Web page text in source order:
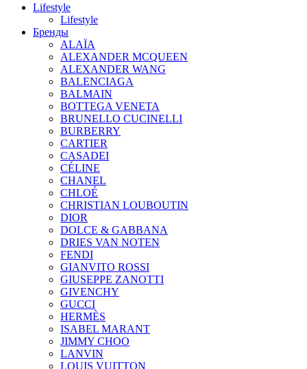
Lifestyle
Lifestyle
Бренды
ALAÏA
ALEXANDER MCQUEEN
ALEXANDER WANG
BALENCIAGA
BALMAIN
BOTTEGA VENETA
BRUNELLO CUCINELLI
BURBERRY
CARTIER
CASADEI
CÉLINE
CHANEL
CHLOÉ
CHRISTIAN LOUBOUTIN
DIOR
DOLCE & GABBANA
DRIES VAN NOTEN
FENDI
GIANVITO ROSSI
GIUSEPPE ZANOTTI
GIVENCHY
GUCCI
HERMÈS
ISABEL MARANT
JIMMY CHOO
LANVIN
LOUIS VUITTON